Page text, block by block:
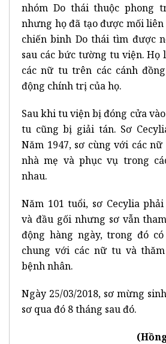
nhóm Do thái thuộc phong
nhưng họ đã tạo được mối
chiến binh Do thái tìm được
sau các bức tường tu viện. Họ
các nữ tu trên các cánh
động chính trị của họ.
Sau khi tu viện bị đóng cửa
tu cũng bị giải tán. Sơ
Năm 1947, sơ cùng với các
nhà mẹ và phục vụ trong
nhau.
Năm 101 tuổi, sơ Cecylia
và đầu gối nhưng sơ vẫn
động hàng ngày, trong đó
chung với các nữ tu và
bệnh nhân.
Ngày 25/03/2018, sơ mừng
sơ qua đó 8 tháng sau đó.